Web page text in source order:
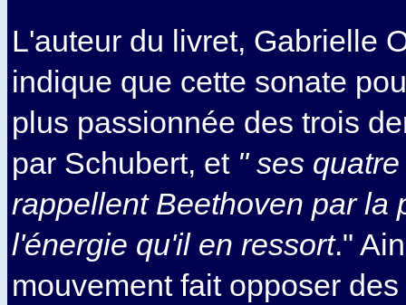
L'auteur du livret, Gabrielle
indique que cette sonate
plus passionnée des trois
par Schubert, et " ses
rappellent Beethoven par la
l'énergie qu'il en ressort."
mouvement fait opposer